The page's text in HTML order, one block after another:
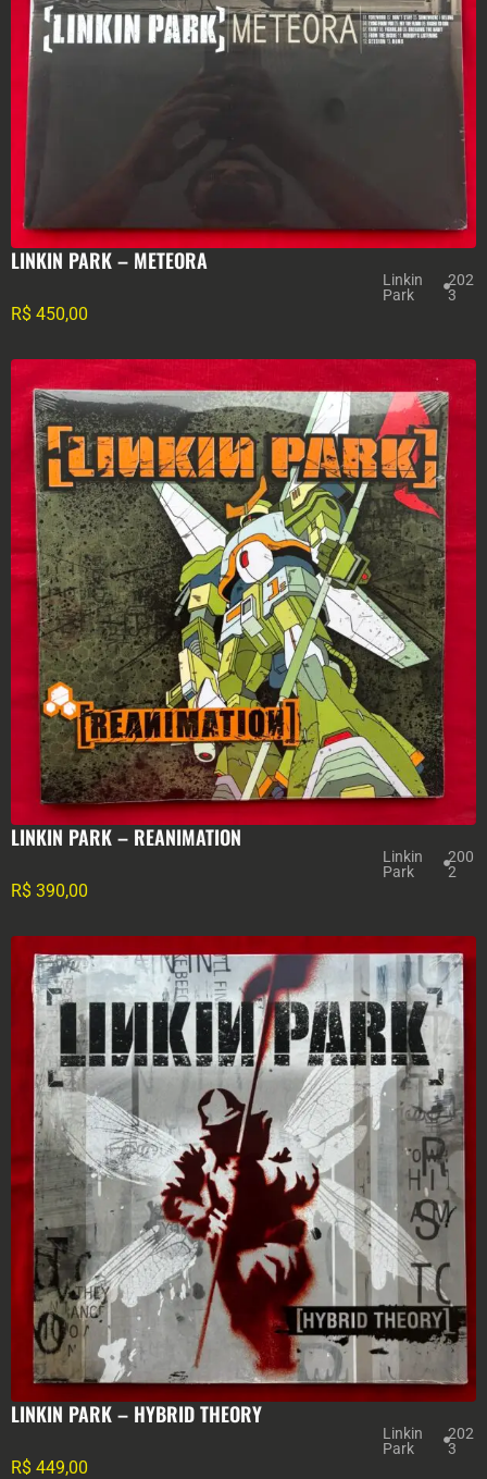
LINKIN PARK – METEORA
Linkin
Park
202
3
R$ 450,00
LINKIN PARK – REANIMATION
Linkin
Park
200
2
R$ 390,00
LINKIN PARK – HYBRID THEORY
Linkin
Park
202
3
R$ 449,00